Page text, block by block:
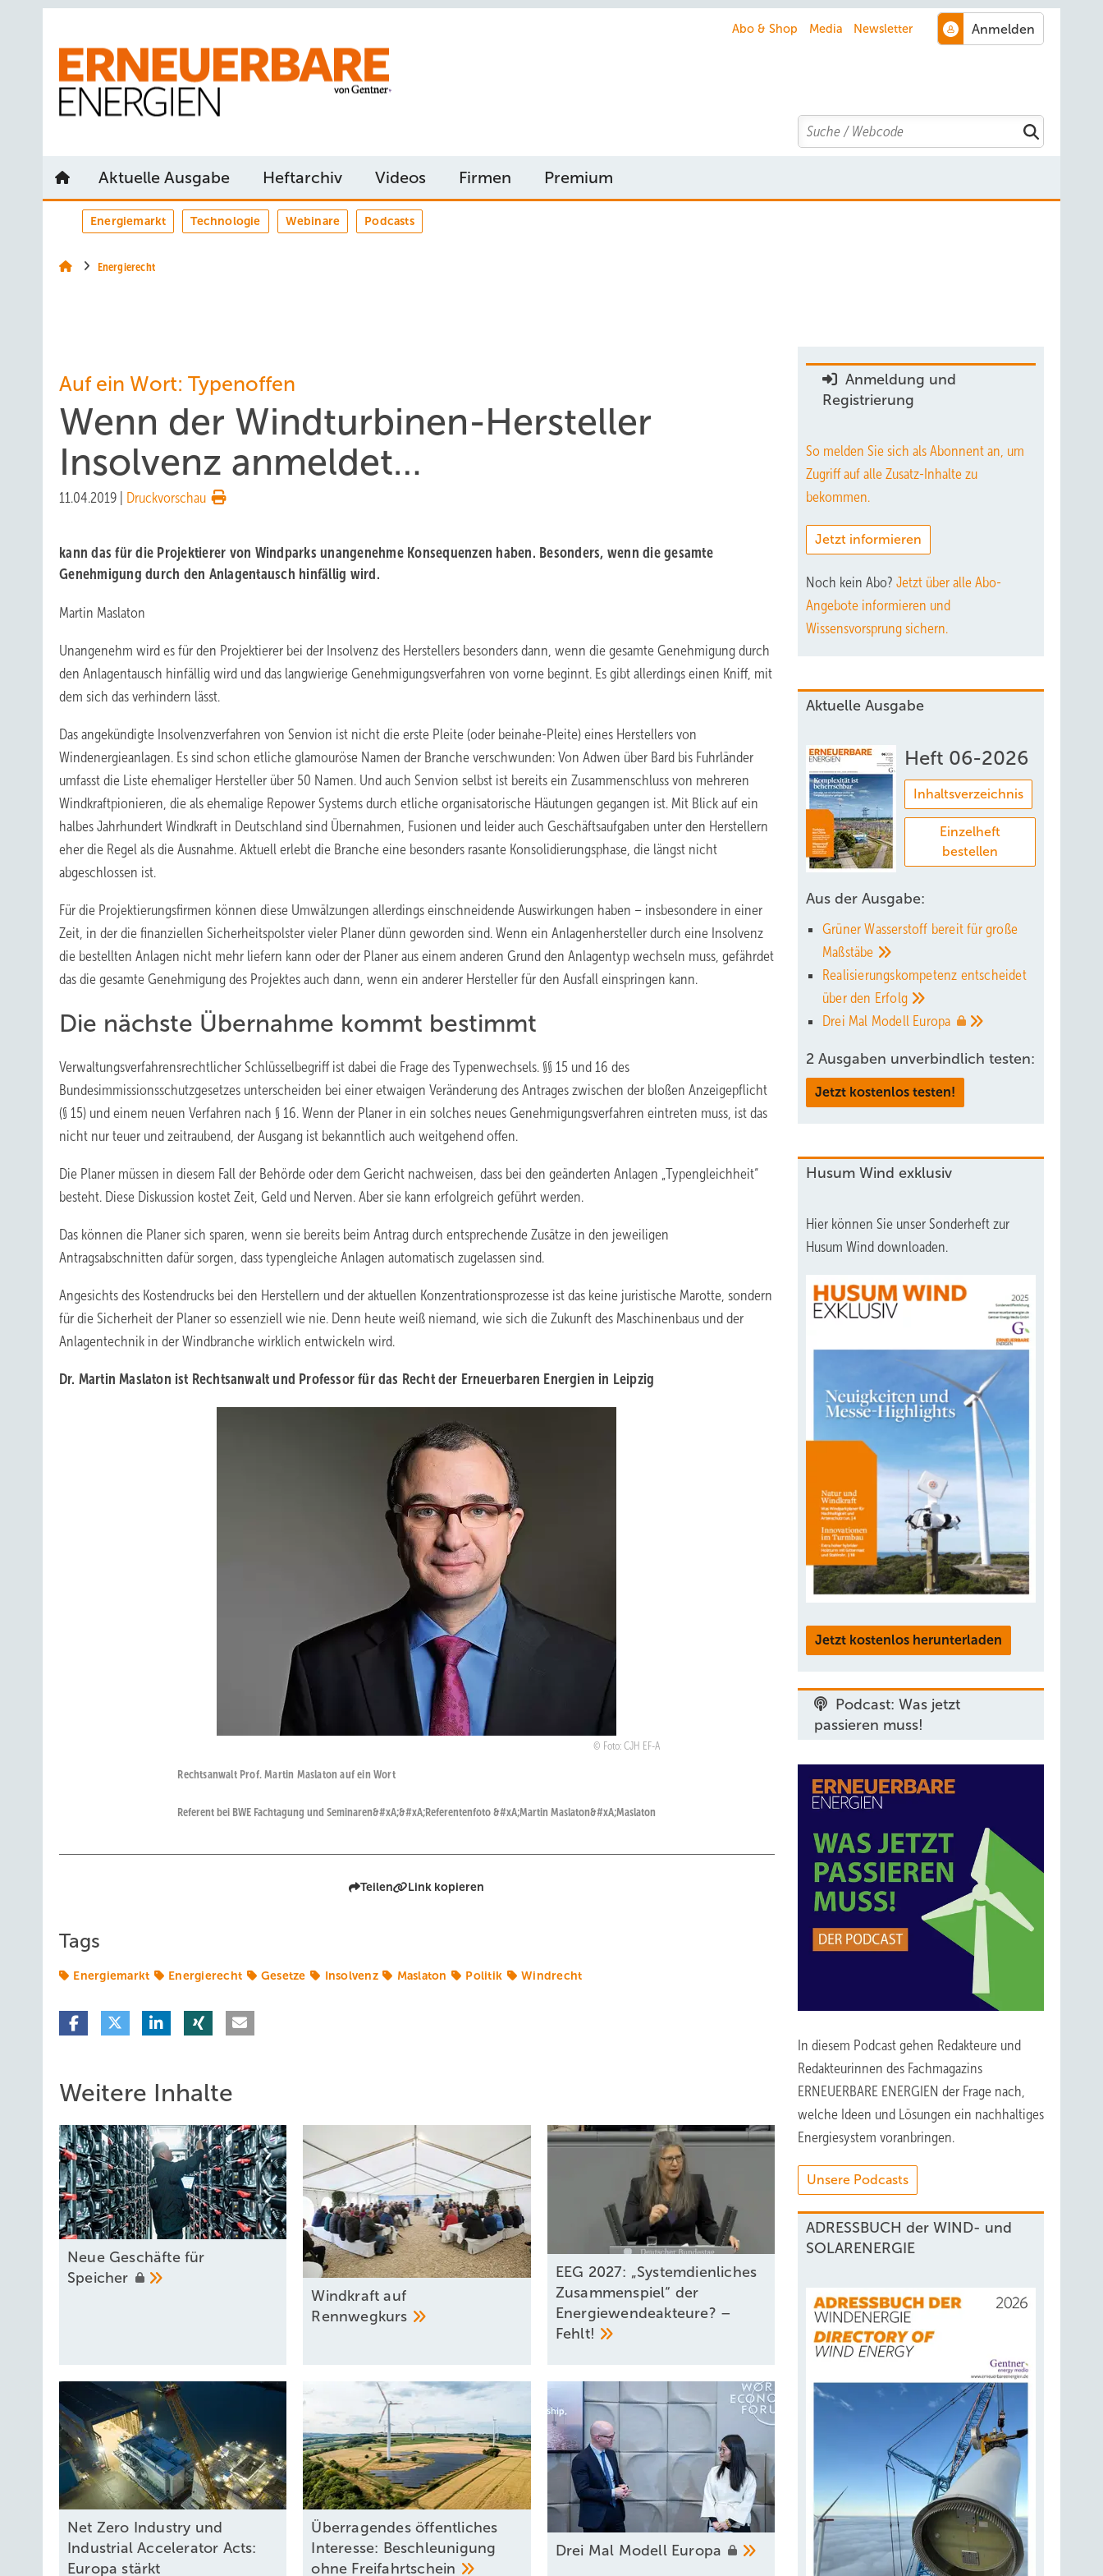
Abo & Shop Media Newsletter
Search
Aktuelle Ausgabe Heftarchiv Videos Firmen Premium
Energiemarkt Technologie Webinare Podcasts
Energierecht
Auf ein Wort: Typenoffen
Wenn der Windturbinen-Hersteller
Insolvenz anmeldet…
11.04.2019 Druckvorschau
kann das für die Projektierer von Windparks unangenehme Konsequenzen haben. Besonders, wenn die gesamte
Genehmigung durch den Anlagentausch hinfällig wird.
Martin Maslaton
Unangenehm wird es für den Projektierer bei der Insolvenz des Herstellers besonders dann, wenn die gesamte Genehmigung durch
den Anlagentausch hinfällig wird und das langwierige Genehmigungsverfahren von vorne beginnt. Es gibt allerdings einen Kniff, mit
dem sich das verhindern lässt.
Das angekündigte Insolvenzverfahren von Senvion ist nicht die erste Pleite (oder beinahe-Pleite) eines Herstellers von
Windenergieanlagen. Es sind schon etliche glamouröse Namen der Branche verschwunden: Von Adwen über Bard bis Fuhrländer
umfasst die Liste ehemaliger Hersteller über 50 Namen. Und auch Senvion selbst ist bereits ein Zusammenschluss von mehreren
Windkraftpionieren, die als ehemalige Repower Systems durch etliche organisatorische Häutungen gegangen ist. Mit Blick auf ein
halbes Jahrhundert Windkraft in Deutschland sind Übernahmen, Fusionen und leider auch Geschäftsaufgaben unter den Herstellern
eher die Regel als die Ausnahme. Aktuell erlebt die Branche eine besonders rasante Konsolidierungsphase, die längst nicht
abgeschlossen ist.
Für die Projektierungsfirmen können diese Umwälzungen allerdings einschneidende Auswirkungen haben – insbesondere in einer
Zeit, in der die finanziellen Sicherheitspolster vieler Planer dünn geworden sind. Wenn ein Anlagenhersteller durch eine Insolvenz
die bestellten Anlagen nicht mehr liefern kann oder der Planer aus einem anderen Grund den Anlagentyp wechseln muss, gefährdet
das die gesamte Genehmigung des Projektes auch dann, wenn ein anderer Hersteller für den Ausfall einspringen kann.
Die nächste Übernahme kommt bestimmt
Verwaltungsverfahrensrechtlicher Schlüsselbegriff ist dabei die Frage des Typenwechsels. §§ 15 und 16 des
Bundesimmissionsschutzgesetzes unterscheiden bei einer etwaigen Veränderung des Antrages zwischen der bloßen Anzeigepflicht
(§ 15) und einem neuen Verfahren nach § 16. Wenn der Planer in ein solches neues Genehmigungsverfahren eintreten muss, ist das
nicht nur teuer und zeitraubend, der Ausgang ist bekanntlich auch weitgehend offen.
Die Planer müssen in diesem Fall der Behörde oder dem Gericht nachweisen, dass bei den geänderten Anlagen „Typengleichheit“
besteht. Diese Diskussion kostet Zeit, Geld und Nerven. Aber sie kann erfolgreich geführt werden.
Das können die Planer sich sparen, wenn sie bereits beim Antrag durch entsprechende Zusätze in den jeweiligen
Antragsabschnitten dafür sorgen, dass typengleiche Anlagen automatisch zugelassen sind.
Angesichts des Kostendrucks bei den Herstellern und der aktuellen Konzentrationsprozesse ist das keine juristische Marotte, sondern
für die Sicherheit der Planer so essenziell wie nie. Denn heute weiß niemand, wie sich die Zukunft des Maschinenbaus und der
Anlagentechnik in der Windbranche wirklich entwickeln wird.
Dr. Martin Maslaton ist Rechtsanwalt und Professor für das Recht der Erneuerbaren Energien in Leipzig
Foto: CJH EF-A
Rechtsanwalt Prof. Martin Maslaton auf ein Wort
Referent bei BWE Fachtagung und Seminaren&#xA;&#xA;Referentenfoto &#xA;Martin Maslaton&#xA;Maslaton
Teilen Link kopieren
Tags
Energiemarkt Energierecht Gesetze Insolvenz Maslaton Politik Windrecht
Weitere Inhalte
Neue Geschäfte für
Speicher
Windkraft auf
Rennwegkurs
EEG 2027: „Systemdienliches
Zusammenspiel“ der
Energiewendeakteure? –
Fehlt!
Net Zero Industry und
Industrial Accelerator Acts:
Europa stärkt
Überragendes öffentliches
Interesse: Beschleunigung
ohne Freifahrtschein
Drei Mal Modell Europa
Anmeldung und
Registrierung
So melden Sie sich als Abonnent an, um
Zugriff auf alle Zusatz-Inhalte zu
bekommen.
Jetzt informieren
Noch kein Abo? Jetzt über alle Abo-
Angebote informieren und
Wissensvorsprung sichern.
Aktuelle Ausgabe
Heft 06-2026
Inhaltsverzeichnis
Einzelheft
bestellen
Aus der Ausgabe:
Grüner Wasserstoff bereit für große
Maßstäbe
Realisierungskompetenz entscheidet
über den Erfolg
Drei Mal Modell Europa
2 Ausgaben unverbindlich testen:
Jetzt kostenlos testen!
Husum Wind exklusiv
Hier können Sie unser Sonderheft zur
Husum Wind downloaden.
Jetzt kostenlos herunterladen
Podcast: Was jetzt
passieren muss!
In diesem Podcast gehen Redakteure und
Redakteurinnen des Fachmagazins
ERNEUERBARE ENERGIEN der Frage nach,
welche Ideen und Lösungen ein nachhaltiges
Energiesystem voranbringen.
Unsere Podcasts
ADRESSBUCH der WIND- und
SOLARENERGIE